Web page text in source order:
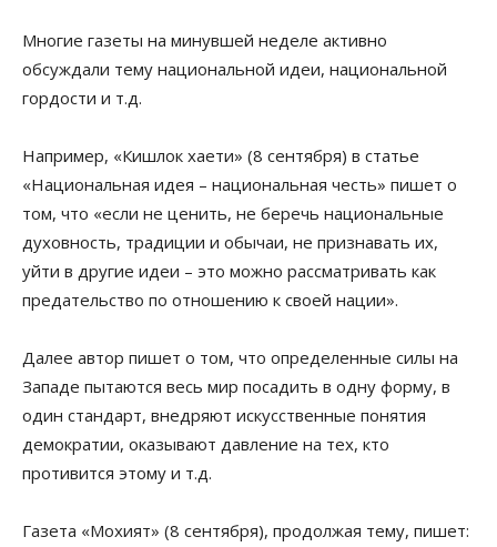
Многие газеты на минувшей неделе активно
обсуждали тему национальной идеи, национальной
гордости и т.д.
Например, «Кишлок хаети» (8 сентября) в статье
«Национальная идея – национальная честь» пишет о
том, что «если не ценить, не беречь национальные
духовность, традиции и обычаи, не признавать их,
уйти в другие идеи – это можно рассматривать как
предательство по отношению к своей нации».
Далее автор пишет о том, что определенные силы на
Западе пытаются весь мир посадить в одну форму, в
один стандарт, внедряют искусственные понятия
демократии, оказывают давление на тех, кто
противится этому и т.д.
Газета «Мохият» (8 сентября), продолжая тему, пишет: